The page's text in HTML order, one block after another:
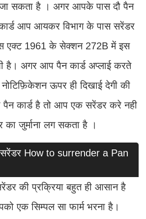
जा सकता है । अगर आपके पास दौ पैन
आप आयकर विभाग के पास सरेंडर
एक्‍ट 1961 के सेक्‍शन 272B में इस
है। अगर आप पैन कार्ड अप्लाई करते
ऊपर ही दिखाई देगी की
कार्ड है तो आप एक सरेंडर करे नही
जुर्माना लग सकता है ।
How to surrender a Pan
की प्रक्रिया बहुत ही आसान है
एक सिम्पल सा फार्म भरना है।